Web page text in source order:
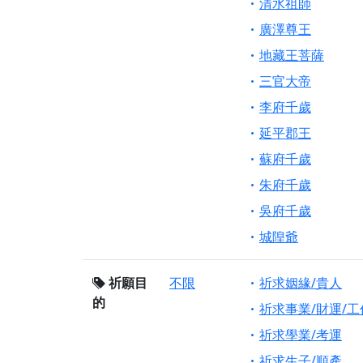
廣澤尊王
地藏王菩薩
三官大帝
李府千歲
延平郡王
蘇府千歲
朱府千歲
吳府千歲
城隍爺
祈願目
的
不限
祈求姻緣/貴人
祈求事業/財運/工
祈求學業/考運